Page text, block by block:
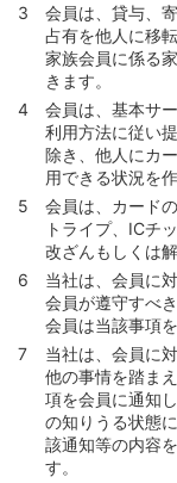
第124条 （カ
第125条 （本
第126条 （更
第127条 （本
第128条 （外
用）
第129条 （準
第130条 （合
別紙１ 定義集
別表1（第58条第
条関係）
別表2（第58条
条関係）
別表3（第59条
別表4（第59条第
会員は、貸与、
占有を他人に移
家族会員に係る
きます。
会員は、基本サ
利用方法に従い
除き、他人にカ
用できる状況を
会員は、カード
トライプ、ICチ
改ざんもしくは
当社は、会員に
会員が遵守すべ
会員は当該事項
当社は、会員に
他の事情を踏ま
項を会員に通知
の知りうる状態
該通知等の内容
す。